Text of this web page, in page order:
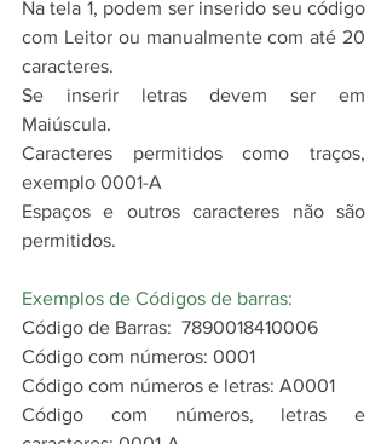
Na tela 1, podem ser inserido seu código
com Leitor ou manualmente com até 20
caracteres.
Se inserir letras devem ser em
Maiúscula.
Caracteres permitidos como traços,
exemplo 0001-A
Espaços e outros caracteres não são
permitidos.
Exemplos de Códigos de barras:
Código de Barras:  7890018410006
Código com números: 0001
Código com números e letras: A0001
Código com números, letras e